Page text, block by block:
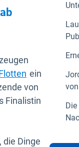
ein
von
Finalistin
die Dinge